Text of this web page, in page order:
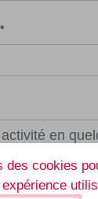
*
des cookies